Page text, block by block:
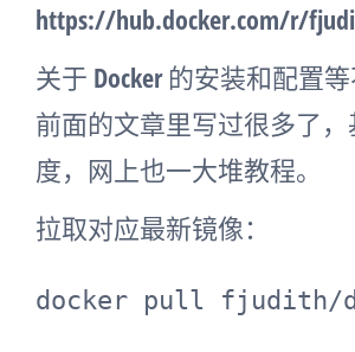
https://hub.docker.com/r/
关于 Docker 的安装和配置等
前面的文章里写过很多了
度，网上也一大堆教程。
拉取对应最新镜像：
docker pull fjudith/